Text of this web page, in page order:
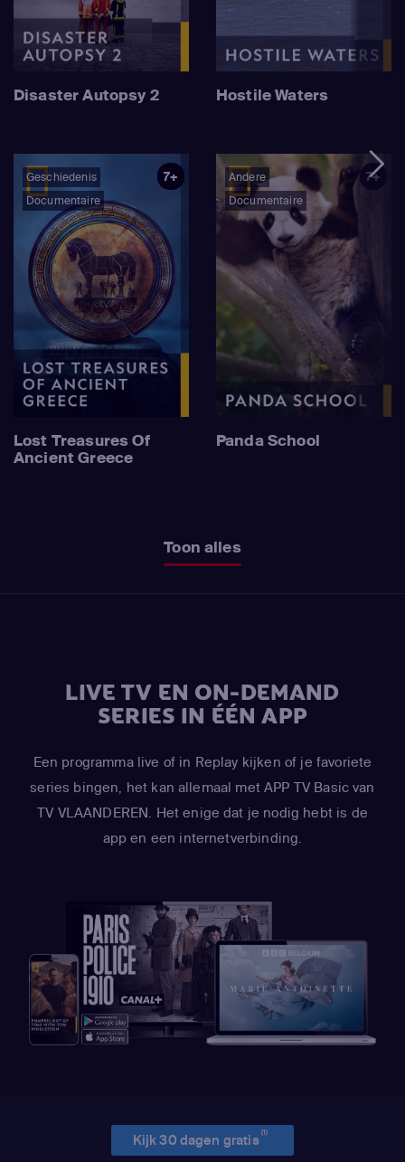
Disaster Autopsy 2 Hostile Waters
Geschiedenis
Documentaire
7+
Lost Treasures Of
Ancient Greece
Andere
Documentaire
7+
Panda School
Toon alles
LIVE TV EN ON-DEMAND
SERIES IN ÉÉN APP
Een programma live of in Replay kijken of je favoriete
series bingen, het kan allemaal met APP TV Basic van
TV VLAANDEREN. Het enige dat je nodig hebt is de
app en een internetverbinding.
Kijk 30 dagen gratis(1)